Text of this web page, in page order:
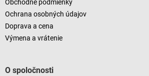
Obchodné podmienky
Ochrana osobných údajov
Doprava a cena
Výmena a vrátenie
O spoločnosti